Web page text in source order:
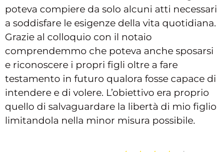
poteva compiere da solo alcuni atti necessari
a soddisfare le esigenze della vita quotidiana.
Grazie al colloquio con il notaio
comprendemmo che poteva anche sposarsi
e riconoscere i propri figli oltre a fare
testamento in futuro qualora fosse capace di
intendere e di volere. L’obiettivo era proprio
quello di salvaguardare la libertà di mio figlio
limitandola nella minor misura possibile.